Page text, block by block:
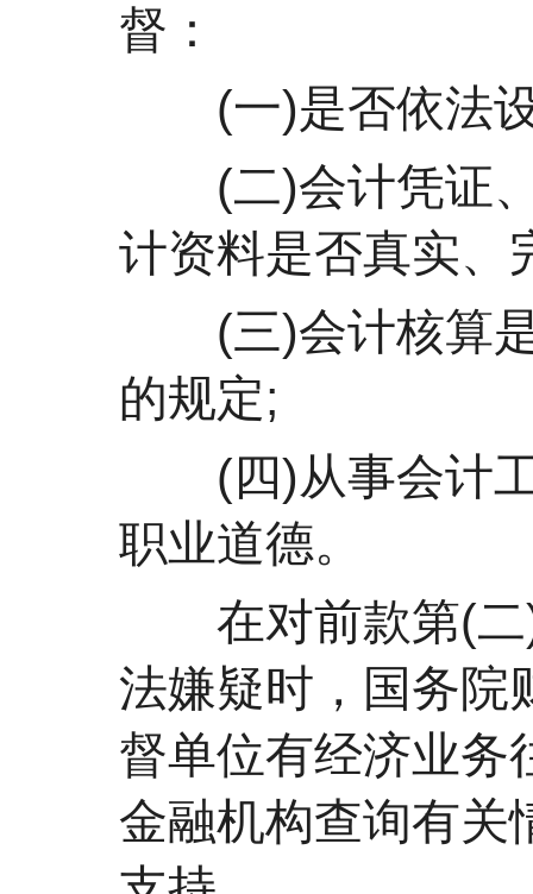
督：
(一)是否依法设
(二)会计凭证、
计资料是否真实、
(三)会计核算是
的规定;
(四)从事会计工
职业道德。
在对前款第(二)
法嫌疑时，国务院
督单位有经济业务
金融机构查询有关